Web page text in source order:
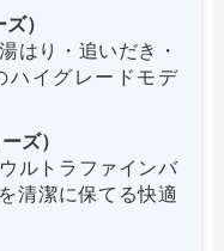
）
はり・追いだき・
ハイグレードモデ
ズ）
ルトラファインバ
清潔に保てる快適